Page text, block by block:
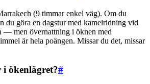
(9 timmar enkel väg). Om du
du göra en dagstur med kamelridning vid
— men övernattning i öknen med
är hela poängen. Missar du det, missar
i ökenlägret?#